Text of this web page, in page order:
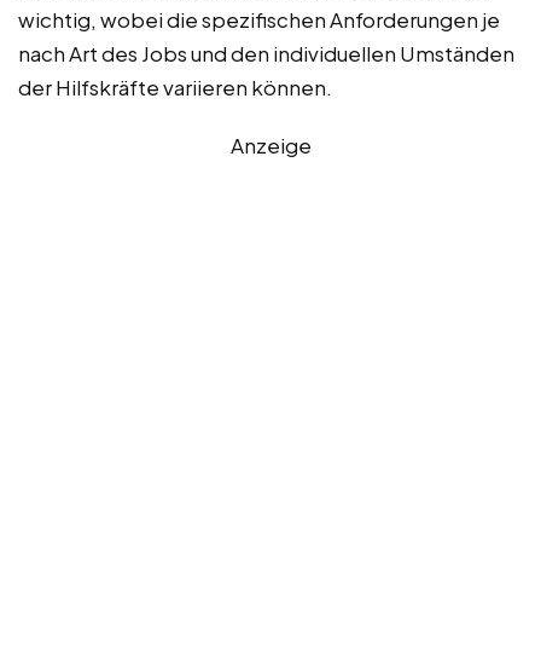
wichtig, wobei die spezifischen Anforderungen je
nach Art des Jobs und den individuellen Umständen
der Hilfskräfte variieren können.
Anzeige